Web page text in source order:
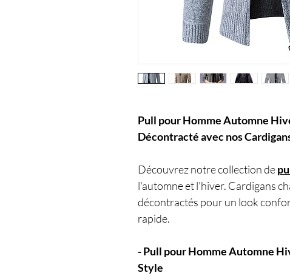
Pull pour Homme Automne
Décontracté avec nos
Découvrez notre collection de
l'automne et l'hiver. Cardigans
décontractés pour un look
rapide.
- Pull pour Homme Automne
Style